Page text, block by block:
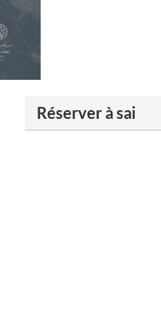
Réserver à sai